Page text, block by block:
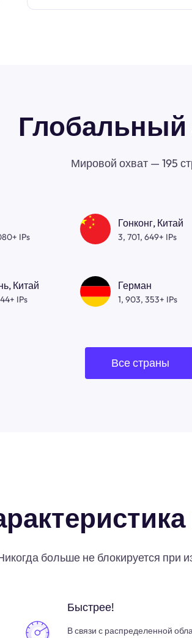
Глобальный
Мировой охват — 195
IPs
Гонконг, Китай
3, 701, 649+ IPs
Китай
IPs
Герман
1, 903, 353+ IPs
Все страны
больше не блокируется при
Быстрее!
В связи с распределенной